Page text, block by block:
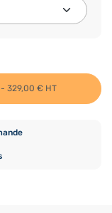
- 329,00 € HT